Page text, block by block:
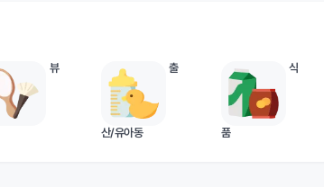
뷰 출
산/유아동
식
품